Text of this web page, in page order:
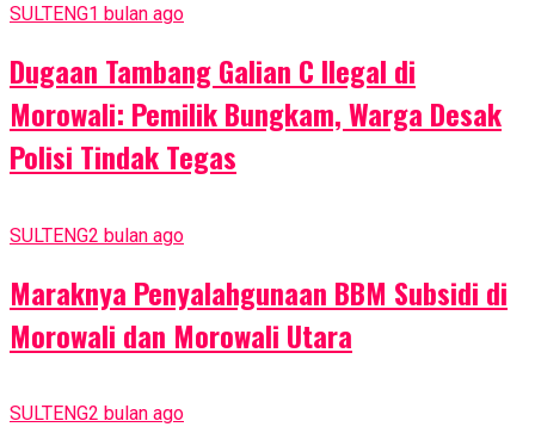
SULTENG1 bulan ago
Dugaan Tambang Galian C Ilegal di
Morowali: Pemilik Bungkam, Warga Desak
Polisi Tindak Tegas
SULTENG2 bulan ago
Maraknya Penyalahgunaan BBM Subsidi di
Morowali dan Morowali Utara
SULTENG2 bulan ago